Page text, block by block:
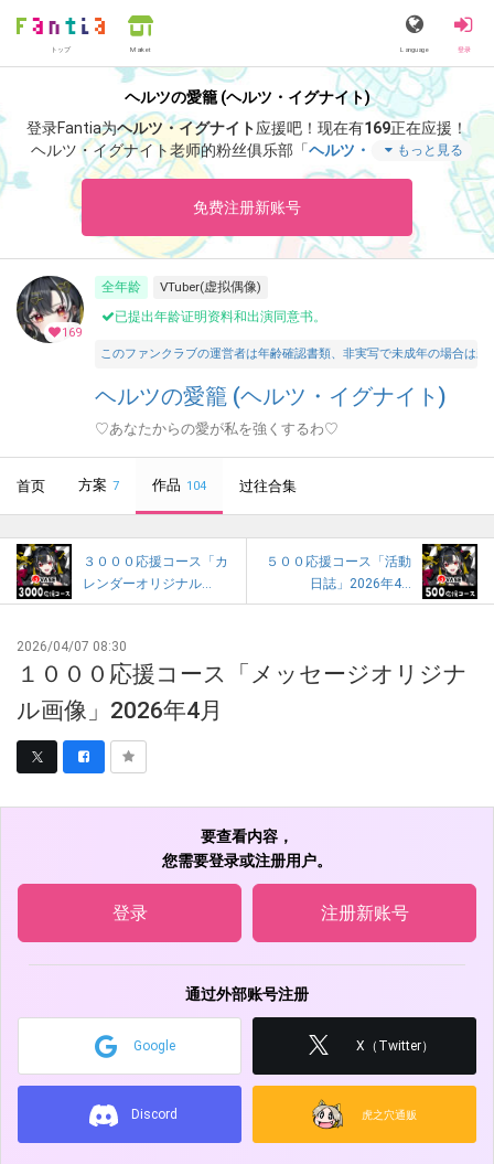
トップ Market Language 登录
ヘルツの愛籠 (ヘルツ・イグナイト)
登录Fantia为ヘルツ・イグナイト应援吧！ 现在有169正在应援！
ヘルツ・イグナイト老师的粉丝俱乐部「ヘルツ・イグナイト」
里，能够阅览「３０００応援コース「カレンダーオリジナル画
像」「活動支援お礼ボイス」2026年7月
もっと見る
免费注册新账号
169
全年龄
VTuber(虚拟偶像)
已提出年龄证明资料和出演同意书。
このファンクラブの運営者は年齢確認書類、非実写で未成年の場合は
ヘルツの愛籠 (ヘルツ・イグナイト)
♡あなたからの愛が私を強くするわ♡
首页 方案 7 作品 104 过往合集
３０００応援コース「カ
レンダーオリジナル...
５００応援コース「活動
日誌」2026年4...
2026/04/07 08:30
１０００応援コース「メッセージオリジナ
ル画像」2026年4月
要查看内容，
您需要登录或注册用户。
登录 注册新账号
通过外部账号注册
Google X（Twitter）
Discord 虎之穴通贩